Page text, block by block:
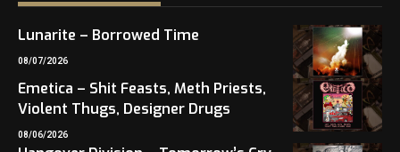
Lunarite – Borrowed Time
08/07/2026
Emetica – Shit Feasts, Meth Priests,
Violent Thugs, Designer Drugs
08/06/2026